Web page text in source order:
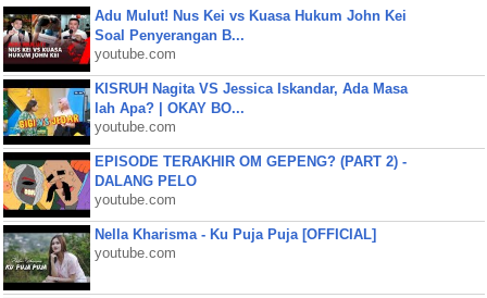
Adu Mulut! Nus Kei vs Kuasa Hukum John Kei
Soal Penyerangan B...
youtube.com
KISRUH Nagita VS Jessica Iskandar, Ada Masa
lah Apa? | OKAY BO...
youtube.com
EPISODE TERAKHIR OM GEPENG? (PART 2) -
DALANG PELO
youtube.com
Nella Kharisma - Ku Puja Puja [OFFICIAL]
youtube.com